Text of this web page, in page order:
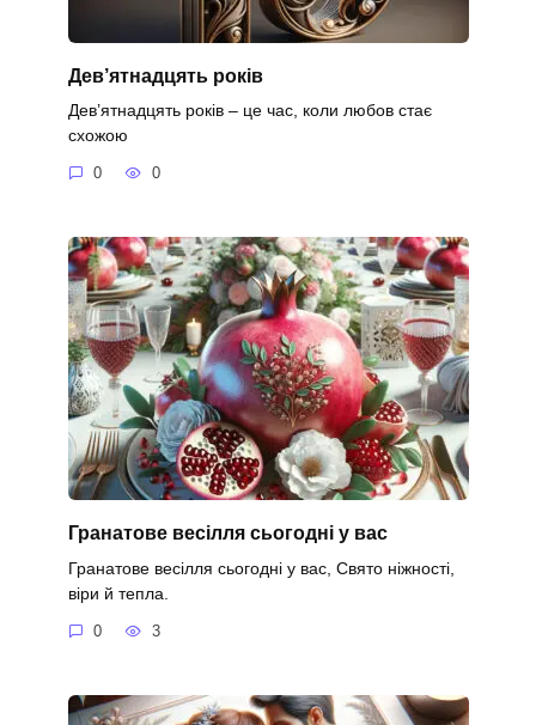
Дев’ятнадцять років
Дев’ятнадцять років – це час, коли любов стає
схожою
0 0
Гранатове весілля сьогодні у вас
Гранатове весілля сьогодні у вас, Свято ніжності,
віри й тепла.
0 3